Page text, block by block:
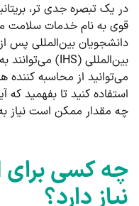
در یک تبصره جدی تر،
دانشجویان بین‌المللی پس
می‌توانید از محاسبه
استفاده کنید تا بفهمید که
چه مقدار ممکن است نیاز
چه کسی برای
نیاز دارد؟